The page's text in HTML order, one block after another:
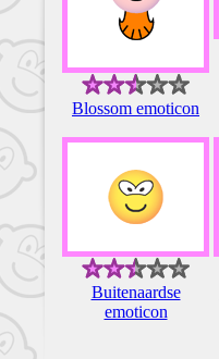
Blossom emoticon
Buitenaardse
emoticon